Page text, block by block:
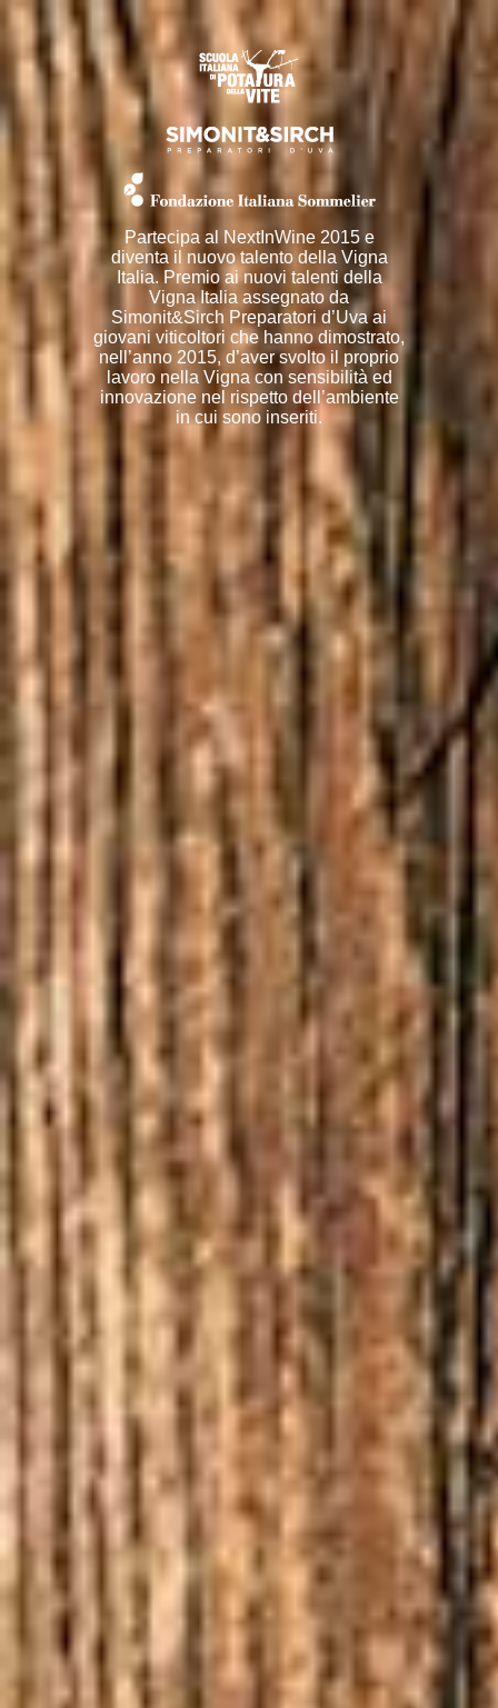
Partecipa al NextInWine 2015 e
diventa il nuovo talento della Vigna
Italia. Premio ai nuovi talenti della
Vigna Italia assegnato da
Simonit&Sirch Preparatori d’Uva ai
giovani viticoltori che hanno dimostrato,
nell’anno 2015, d’aver svolto il proprio
lavoro nella Vigna con sensibilità ed
innovazione nel rispetto dell’ambiente
in cui sono inseriti.